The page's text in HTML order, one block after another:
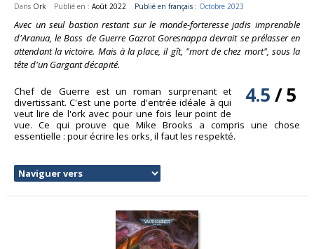
Dans Ork Publié en :Août 2022 Publié en français : Octobre 2023
Avec un seul bastion restant sur le monde-forteresse jadis imprenable
d'Aranua, le Boss de Guerre Gazrot Goresnappa devrait se prélasser en
attendant la victoire. Mais à la place, il gît, "mort de chez mort", sous la
tête d'un Gargant décapité.
4.5/5
Chef de Guerre est un roman surprenant et
divertissant. C'est une porte d'entrée idéale à qui
veut lire de l'ork avec pour une fois leur point de
vue. Ce qui prouve que Mike Brooks a compris une chose
essentielle : pour écrire les orks, il faut les respekté.